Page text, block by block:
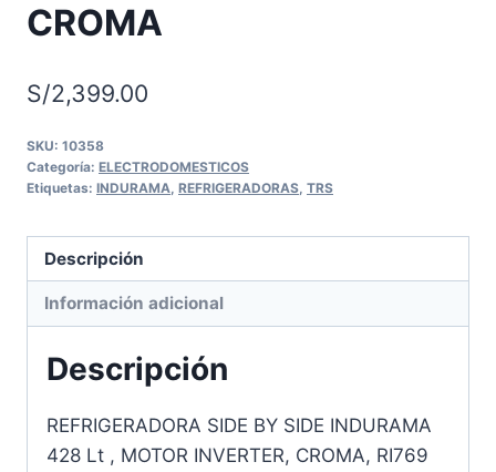
CROMA
S/2,399.00
SKU: 10358
Categoría: ELECTRODOMESTICOS
Etiquetas: INDURAMA REFRIGERADORAS TRS
Descripción
Información adicional
Descripción
REFRIGERADORA SIDE BY SIDE INDURAMA
428 Lt , MOTOR INVERTER, CROMA, RI769